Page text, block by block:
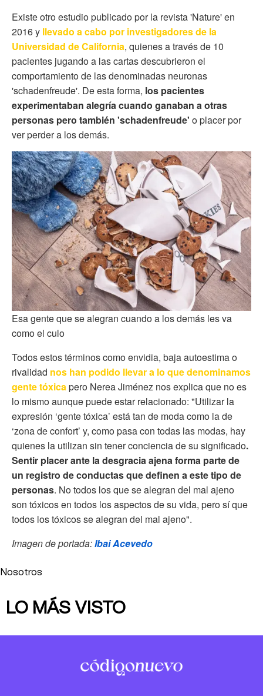
Existe otro estudio publicado por la revista 'Nature' en
2016 y llevado a cabo por investigadores de la
Universidad de California, quienes a través de 10
pacientes jugando a las cartas descubrieron el
comportamiento de las denominadas neuronas
'schadenfreude'. De esta forma, los pacientes
experimentaban alegría cuando ganaban a otras
personas pero también 'schadenfreude' o placer por
ver perder a los demás.
Esa gente que se alegran cuando a los demás les va
como el culo
Todos estos términos como envidia, baja autoestima o
rivalidad nos han podido llevar a lo que denominamos
gente tóxicapero Nerea Jiménez nos explica que no es
lo mismo aunque puede estar relacionado: "Utilizar la
expresión ‘gente tóxica’ está tan de moda como la de
‘zona de confort’ y, como pasa con todas las modas, hay
quienes la utilizan sin tener conciencia de su significado.
Sentir placer ante la desgracia ajena forma parte de
un registro de conductas que definen a este tipo de
personas. No todos los que se alegran del mal ajeno
son tóxicos en todos los aspectos de su vida, pero sí que
todos los tóxicos se alegran del mal ajeno".
Imagen de portada:Ibai Acevedo
Nosotros
LO MÁS VISTO